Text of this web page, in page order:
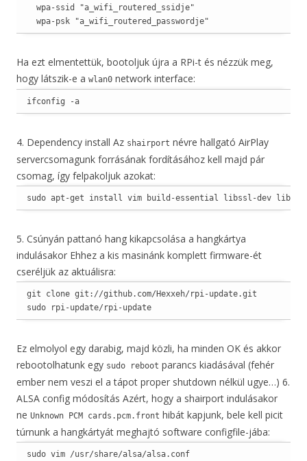
  wpa-ssid "a_wifi_routered_ssidje"
  wpa-psk "a_wifi_routered_passwordje"
Ha ezt elmentettük, bootoljuk újra a RPi-t és nézzük meg,
hogy látszik-e a wlan0 network interface:
ifconfig -a
4. Dependency install Az shairport névre hallgató AirPlay
servercsomagunk forrásának fordításához kell majd pár
csomag, így felpakoljuk azokat:
sudo apt-get install vim build-essential libssl-dev
5. Csúnyán pattanó hang kikapcsolása a hangkártya
indulásakor Ehhez a kis masinánk komplett firmware-ét
cseréljük az aktuálisra:
git clone git://github.com/Hexxeh/rpi-update.git
sudo rpi-update/rpi-update
Ez elmolyol egy darabig, majd közli, ha minden OK és akkor
rebootolhatunk egy sudo reboot parancs kiadásával (fehér
ember nem veszi el a tápot proper shutdown nélkül ugye…) 6.
ALSA config módosítás Azért, hogy a shairport indulásakor
ne Unknown PCM cards.pcm.front hibát kapjunk, bele kell picit
túrnunk a hangkártyát meghajtó software configfile-jába:
sudo vim /usr/share/alsa/alsa.conf